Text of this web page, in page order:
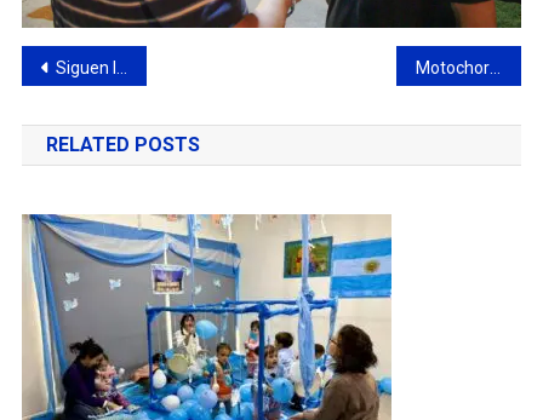
Navegación
de
entradas
Siguen las tareas de demarcación vial en calles y avenidas de la ciudad
RELATED POSTS